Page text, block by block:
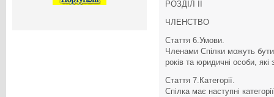
РОЗДІЛ II
ЧЛЕНСТВО
Стаття 6.Умови.
Членами Спілки можуть бути
років та юридичні особи,
Стаття 7.Категорії.
Спілка має наступні